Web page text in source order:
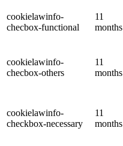
cookielawinfo-
checbox-functional
11
months
cookielawinfo-
checbox-others
11
months
cookielawinfo-
checkbox-necessary
11
months